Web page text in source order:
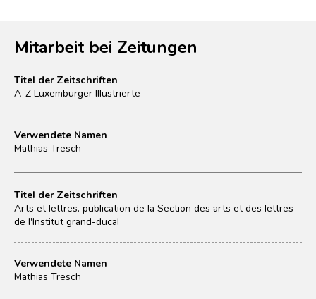
Mitarbeit bei Zeitungen
Titel der Zeitschriften
A-Z Luxemburger Illustrierte
Verwendete Namen
Mathias Tresch
Titel der Zeitschriften
Arts et lettres. publication de la Section des arts et des lettres
de l'Institut grand-ducal
Verwendete Namen
Mathias Tresch